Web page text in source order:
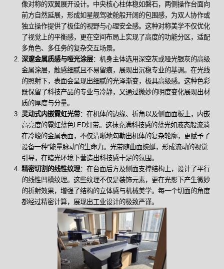
像对称的双翼展开设计。中央核心柱体稳如磐石，两侧操作台面向
前方自然延展，形成如星舰驾驶舱般开阔的包围感，为双人协作或
独立操作提供了极佳的视野与心理安全感。这种对称美学不仅优化
了视觉上的平衡感，更在空间布局上实现了高度的功能分区，适配
多角色、多任务的复杂交互场景。
深邃金属质感与哑光涂层：机身主体选用深空灰或哑光银灰的高级
金属涂层，触感细腻且不易留痕，展现出沉稳专业的基调。在光线
的照射下，表面会呈现出细腻的光泽渐变，极具高级感。这种色彩
既保留了科技产品的专业与冷静，又通过微妙的明度变化展现出材
质的厚度与分量。
灵动式内嵌霓虹光带：在机体的边缘、折角以及侧面面板上，内嵌
高亮度的霓虹蓝色LED灯带。这抹充满科技感的蓝光如液态般流淌
在冷峻的金属表面，不仅清晰地勾勒出机体的复杂轮廓，更赋予了
设备一种“能量脉动”的生命力。光带随曲面蜿蜒，形成流动的视觉
引导，在暗光环境下营造出科技感十足的氛围。
精密切割的线性纹理：在台面后方及侧面支撑结构上，设计了平行
的线性凹槽纹理。这些纹理不仅是装饰元素，更在光影下产生微妙
的折射效果，增强了结构的立体感与机械美学。每一个切面的角度
都经过精密计算，展现出工业设计的极致严谨。